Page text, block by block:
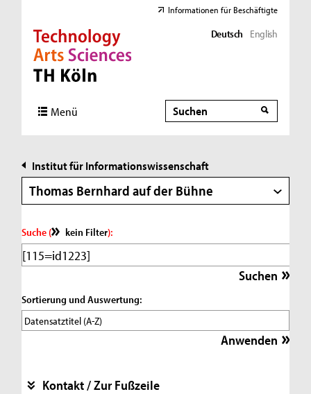
Direkt zur Hauptnavigation
Direkt zur Subnavigation
Direkt zum Inhalt
Direkt zum Fußbereich
Informationen für Beschäftigte
Deutsch English
Menü Suche
Suche
Institut für Informationswissenschaft
Thomas Bernhard auf der Bühne
Suche ( kein Filter):
Sortierung und Auswertung:
Kontakt / Zur Fußzeile